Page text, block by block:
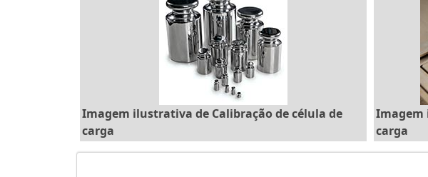
Imagem ilustrativa de Calibração de célula de
carga
Imagem
carga